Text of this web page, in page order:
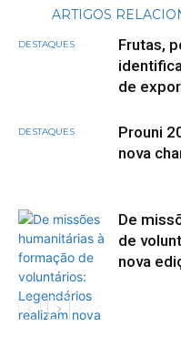
ARTIGOS
DESTAQUES
Frutas,
de
DESTAQUES
Prouni
nova
De
de
nova